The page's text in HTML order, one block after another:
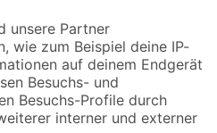
Versandarten